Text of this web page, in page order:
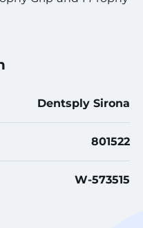
Dentsply Sirona
801522
W-573515